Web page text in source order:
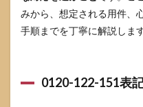
ル中
心へ
切り
みから、想定される用件、
手順までを丁寧に解説します
0120-122-151表